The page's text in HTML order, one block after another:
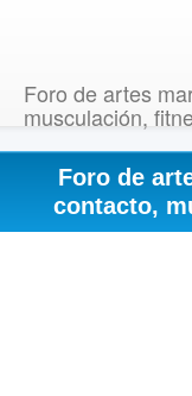
Foro de artes
musculación,
Foro de
contacto,